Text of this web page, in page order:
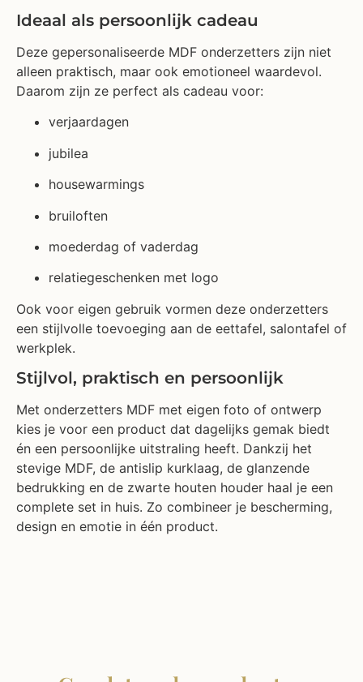
Ideaal als persoonlijk cadeau
Deze gepersonaliseerde MDF onderzetters zijn niet
alleen praktisch, maar ook emotioneel waardevol.
Daarom zijn ze perfect als cadeau voor:
verjaardagen
jubilea
housewarmings
bruiloften
moederdag of vaderdag
relatiegeschenken met logo
Ook voor eigen gebruik vormen deze onderzetters
een stijlvolle toevoeging aan de eettafel, salontafel of
werkplek.
Stijlvol, praktisch en persoonlijk
Met onderzetters MDF met eigen foto of ontwerp
kies je voor een product dat dagelijks gemak biedt
én een persoonlijke uitstraling heeft. Dankzij het
stevige MDF, de antislip kurklaag, de glanzende
bedrukking en de zwarte houten houder haal je een
complete set in huis. Zo combineer je bescherming,
design en emotie in één product.